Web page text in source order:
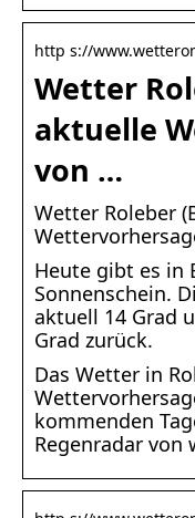
http s://
Wetter
aktuelle
von …
Wetter Roleber
Heute gibt es in
Sonnenschein.
aktuell 14 Grad
Grad zurück.
Das Wetter in
kommenden
Regenradar